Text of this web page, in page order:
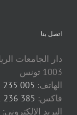
اتصل بنا
1003 تونس
الهاتف: 005 235 71
فاكس: 385 236 71
البريد الالكتروني: